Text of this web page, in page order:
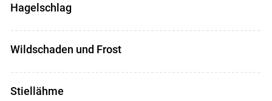
Hagelschlag
Wildschaden und Frost
Stiellähme